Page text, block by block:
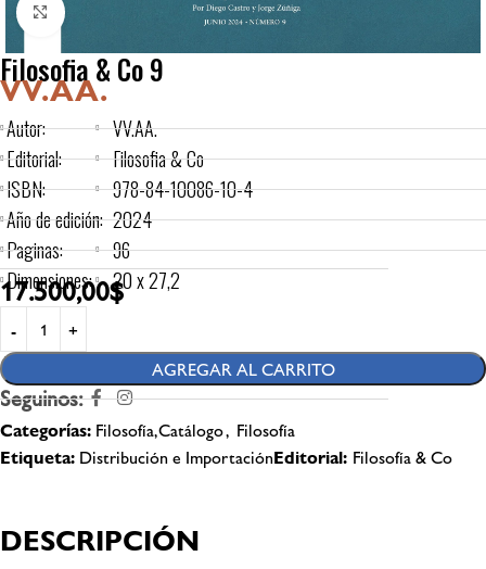
Click to enlarge
Filosofia & Co 9
VV.AA.
Autor:
Editorial:
ISBN:
Año de edición:
Paginas:
Dimensiones:
VV.AA.
Filosofia & Co
978-84-10086-10-4
2024
96
20 x 27,2
17.500,00$
AGREGAR AL CARRITO
Seguinos:
Categorías: Filosofía,Catálogo, Filosofía
Etiqueta: Distribución e ImportaciónEditorial: Filosofía & Co
DESCRIPCIÓN